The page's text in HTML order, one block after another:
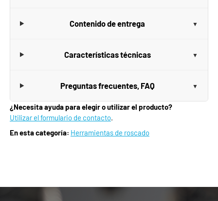
Contenido de entrega
Características técnicas
Preguntas frecuentes, FAQ
¿Necesita ayuda para elegir o utilizar el producto?
Utilizar el formulario de contacto.
En esta categoría: Herramientas de roscado